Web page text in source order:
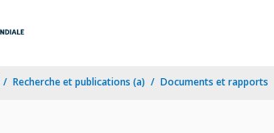
Recherche et publications (a) Documents et rapports